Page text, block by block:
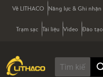
Về LITHACO Năng lực & Ghi nhận
Trạm sạc Tài liệu Video Đào tạo